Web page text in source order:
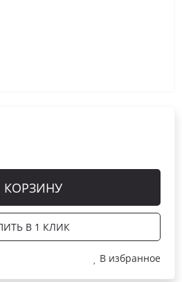
КОРЗИНУ
В 1 КЛИК
В избранное